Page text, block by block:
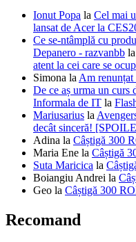
Ionut Popa la Cel mai
lansat de Acer la
Ce se-ntâmplă cu
Depanero - razvanbb la
atent la cei care se
Simona la Am renunțat
De ce aș urma un curs
Informala de IT la
Mariusarius la
decât sinceră!
Adina la Câștigă 300
Maria Ene la Câștigă
Suta Maricica la
Boiangiu Andrei la
Geo la Câștigă 300
Recomand